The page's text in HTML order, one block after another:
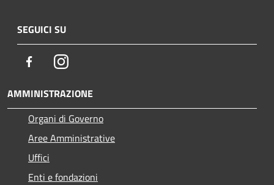
SEGUICI SU
FacebookInstagram
AMMINISTRAZIONE
Organi di Governo
Aree Amministrative
Uffici
Enti e fondazioni